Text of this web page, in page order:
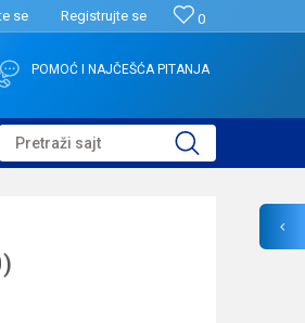
0
se Registrujte se
POMOĆ I NAJČEŠĆA PITANJA
Pretraži sajt